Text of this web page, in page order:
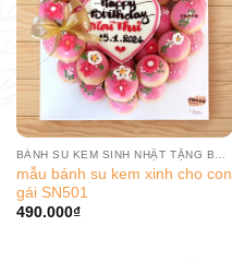
mẫu bánh su kem xinh cho con
gái SN501
490.000₫